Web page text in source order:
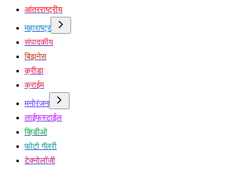
आंतरराष्ट्रीय
महाराष्ट्र
संपादकीय
बिझनेस
क्रीडा
क्राईम
मनोरंजन
लाईफस्टाईल
व्हिडीओ
फोटो गॅलरी
टेक्नोलॉजी